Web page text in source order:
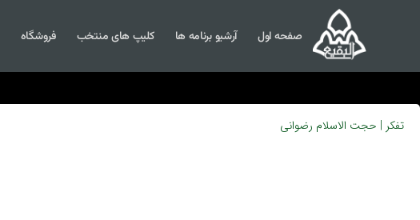
صفحه اول آرشیو برنامه ها کلیپ های منتخب فروشگاه
تفکر | حجت الاسلام رضوانی